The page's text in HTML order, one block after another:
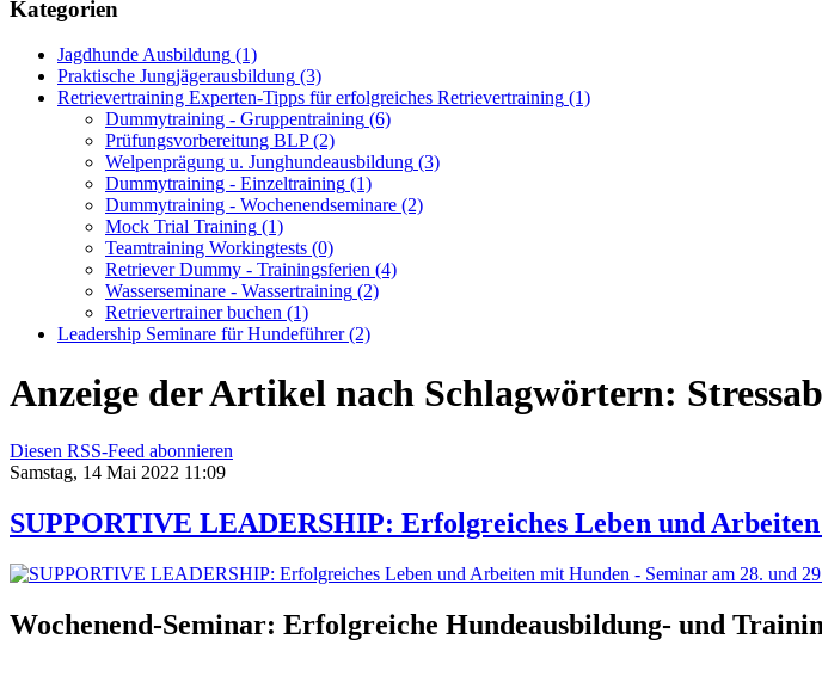
Kategorien
Jagdhunde Ausbildung (1)
Praktische Jungjägerausbildung (3)
Retrievertraining Experten-Tipps für erfolgreiches Retrievertraining (1)
Dummytraining - Gruppentraining (6)
Prüfungsvorbereitung BLP(2)
Welpenprägung u. Junghundeausbildung (3)
Dummytraining - Einzeltraining (1)
Dummytraining - Wochenendseminare (2)
Mock Trial Training (1)
Teamtraining Workingtests (0)
Retriever Dummy - Trainingsferien (4)
Wasserseminare - Wassertraining (2)
Retrievertrainer buchen (1)
Leadership Seminare für Hundeführer(2)
Anzeige der Artikel nach Schlagwörtern:
Diesen RSS-Feed abonnieren
Samstag, 14 Mai 2022 11:09
SUPPORTIVE LEADERSHIP: Erfolgreiches Leben und
Wochenend-Seminar: Erfolgreiche Hundeausbildung- und